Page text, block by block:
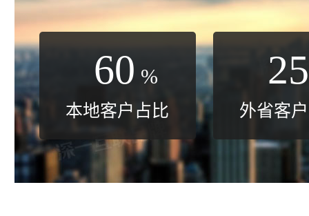
60 %
本地客户占比
25
外省客